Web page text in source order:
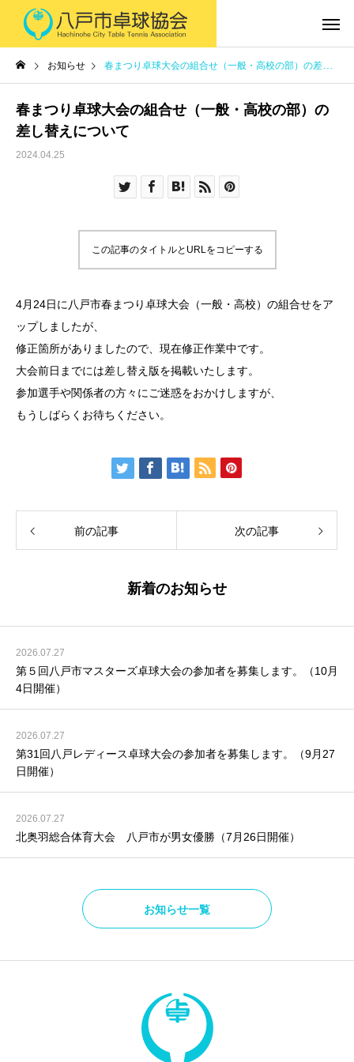
お知らせ 春まつり卓球大会の組合せ（一般・高校の部）の差し替えについて
春まつり卓球大会の組合せ（一般・高校の部）の
差し替えについて
2024.04.25
この記事のタイトルとURLをコピーする
4月24日に八戸市春まつり卓球大会（一般・高校）の組合せをア
ップしましたが、
修正箇所がありましたので、現在修正作業中です。
大会前日までには差し替え版を掲載いたします。
参加選手や関係者の方々にご迷惑をおかけしますが、
もうしばらくお待ちください。
前の記事 次の記事
新着のお知らせ
2026.07.27
第５回八戸市マスターズ卓球大会の参加者を募集します。（10月
4日開催）
2026.07.27
第31回八戸レディース卓球大会の参加者を募集します。（9月27
日開催）
2026.07.27
北奥羽総合体育大会 八戸市が男女優勝（7月26日開催）
お知らせ一覧